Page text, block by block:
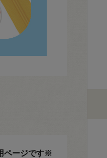
ページです※